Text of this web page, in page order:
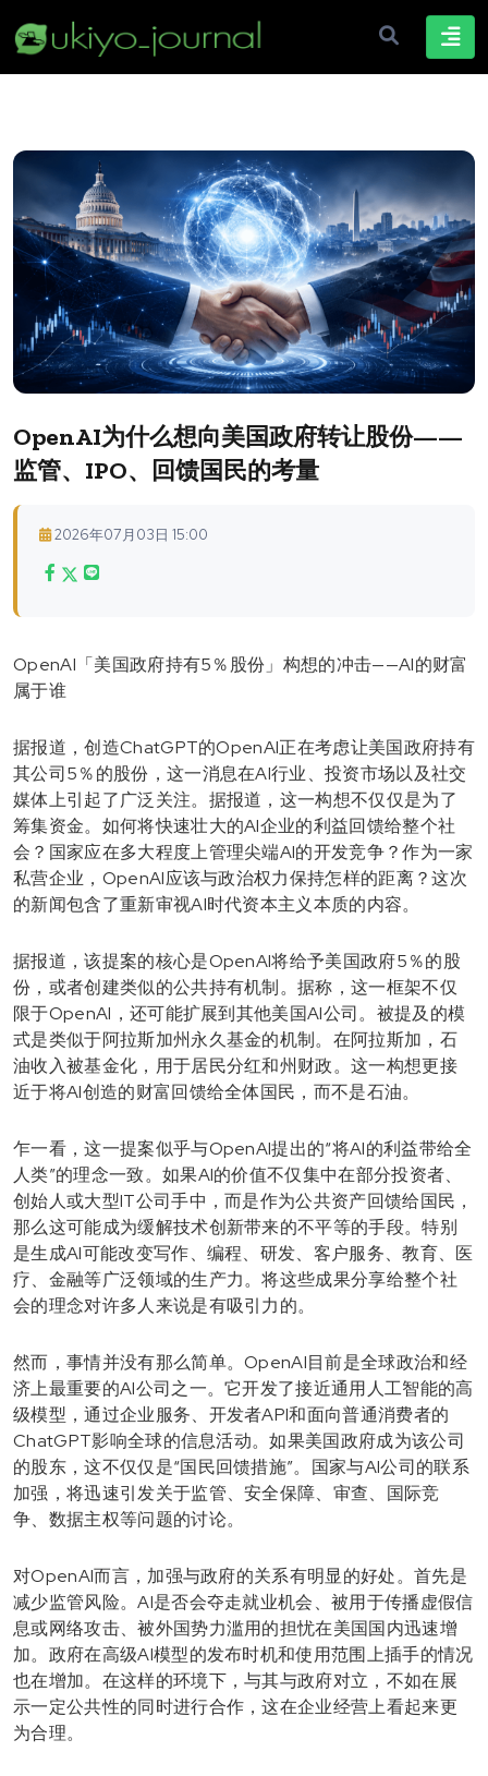
OpenAI为什么想向美国政府转让股份——
监管、IPO、回馈国民的考量
2026年07月03日 15:00
OpenAI「美国政府持有5％股份」构想的冲击——AI的财富
属于谁
据报道，创造ChatGPT的OpenAI正在考虑让美国政府持有
其公司5％的股份，这一消息在AI行业、投资市场以及社交
媒体上引起了广泛关注。据报道，这一构想不仅仅是为了
筹集资金。如何将快速壮大的AI企业的利益回馈给整个社
会？国家应在多大程度上管理尖端AI的开发竞争？作为一家
私营企业，OpenAI应该与政治权力保持怎样的距离？这次
的新闻包含了重新审视AI时代资本主义本质的内容。
据报道，该提案的核心是OpenAI将给予美国政府5％的股
份，或者创建类似的公共持有机制。据称，这一框架不仅
限于OpenAI，还可能扩展到其他美国AI公司。被提及的模
式是类似于阿拉斯加州永久基金的机制。在阿拉斯加，石
油收入被基金化，用于居民分红和州财政。这一构想更接
近于将AI创造的财富回馈给全体国民，而不是石油。
乍一看，这一提案似乎与OpenAI提出的“将AI的利益带给全
人类”的理念一致。如果AI的价值不仅集中在部分投资者、
创始人或大型IT公司手中，而是作为公共资产回馈给国民，
那么这可能成为缓解技术创新带来的不平等的手段。特别
是生成AI可能改变写作、编程、研发、客户服务、教育、医
疗、金融等广泛领域的生产力。将这些成果分享给整个社
会的理念对许多人来说是有吸引力的。
然而，事情并没有那么简单。OpenAI目前是全球政治和经
济上最重要的AI公司之一。它开发了接近通用人工智能的高
级模型，通过企业服务、开发者API和面向普通消费者的
ChatGPT影响全球的信息活动。如果美国政府成为该公司
的股东，这不仅仅是“国民回馈措施”。国家与AI公司的联系
加强，将迅速引发关于监管、安全保障、审查、国际竞
争、数据主权等问题的讨论。
对OpenAI而言，加强与政府的关系有明显的好处。首先是
减少监管风险。AI是否会夺走就业机会、被用于传播虚假信
息或网络攻击、被外国势力滥用的担忧在美国国内迅速增
加。政府在高级AI模型的发布时机和使用范围上插手的情况
也在增加。在这样的环境下，与其与政府对立，不如在展
示一定公共性的同时进行合作，这在企业经营上看起来更
为合理。